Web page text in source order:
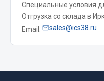
Силовое оборудование
Слесарный инструмент
Специальные условия
Отгрузка со склада в
Email:
sales@ics38.ru